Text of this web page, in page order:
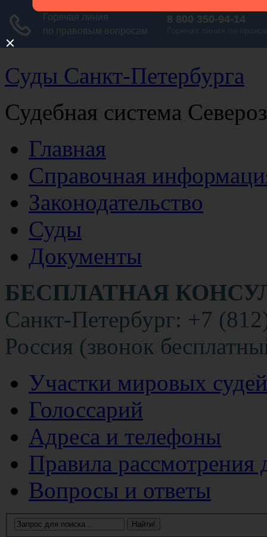
Суды Санкт-Петербурга
Судебная система
Главная
Справочная
Законодательство
Суды
Документы
БЕСПЛАТНАЯ
Санкт-Петербург: +7
Россия (звонок
Участки мировых судей
Голоссарий
Адреса и телефоны
Правила рассмотрения
Вопросы и ответы